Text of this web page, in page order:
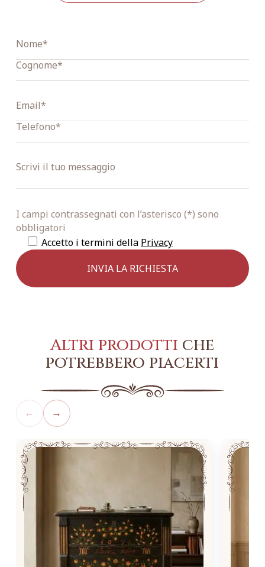
I campi contrassegnati con l’asterisco (*) sono
obbligatori
Accetto i termini della Privacy
Altri prodotti che
potrebbero piacerti
← →